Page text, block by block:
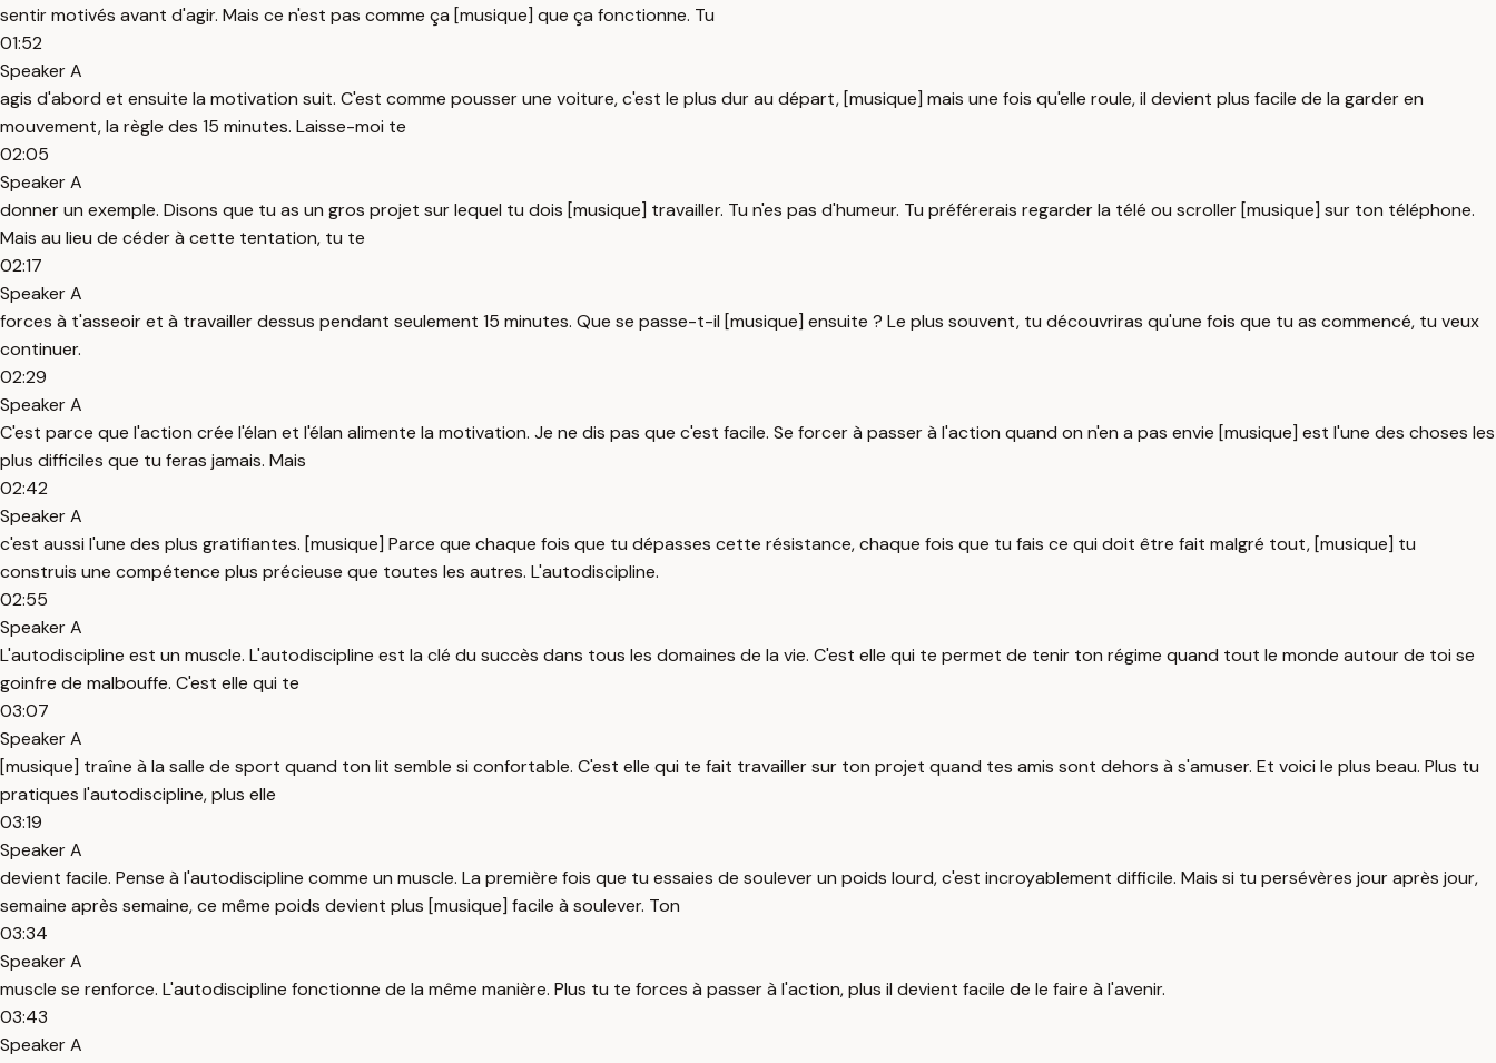
sentir motivés avant d'agir. Mais ce n'est pas comme ça [musique] que ça fonctionne. Tu
01:52
Speaker A
agis d'abord et ensuite la motivation suit. C'est comme pousser une voiture, c'est le plus dur au départ, [musique] mais une fois qu'elle roule, il devient plus facile de la garder en
mouvement, la règle des 15 minutes. Laisse-moi te
02:05
Speaker A
donner un exemple. Disons que tu as un gros projet sur lequel tu dois [musique] travailler. Tu n'es pas d'humeur. Tu préférerais regarder la télé ou scroller [musique] sur ton téléphone.
Mais au lieu de céder à cette tentation, tu te
02:17
Speaker A
forces à t'asseoir et à travailler dessus pendant seulement 15 minutes. Que se passe-t-il [musique] ensuite ? Le plus souvent, tu découvriras qu'une fois que tu as commencé, tu veux
continuer.
02:29
Speaker A
C'est parce que l'action crée l'élan et l'élan alimente la motivation. Je ne dis pas que c'est facile. Se forcer à passer à l'action quand on n'en a pas envie [musique] est l'une des choses les
plus difficiles que tu feras jamais. Mais
02:42
Speaker A
c'est aussi l'une des plus gratifiantes. [musique] Parce que chaque fois que tu dépasses cette résistance, chaque fois que tu fais ce qui doit être fait malgré tout, [musique] tu
construis une compétence plus précieuse que toutes les autres. L'autodiscipline.
02:55
Speaker A
L'autodiscipline est un muscle. L'autodiscipline est la clé du succès dans tous les domaines de la vie. C'est elle qui te permet de tenir ton régime quand tout le monde autour de toi se
goinfre de malbouffe. C'est elle qui te
03:07
Speaker A
[musique] traîne à la salle de sport quand ton lit semble si confortable. C'est elle qui te fait travailler sur ton projet quand tes amis sont dehors à s'amuser. Et voici le plus beau. Plus tu
pratiques l'autodiscipline, plus elle
03:19
Speaker A
devient facile. Pense à l'autodiscipline comme un muscle. La première fois que tu essaies de soulever un poids lourd, c'est incroyablement difficile. Mais si tu persévères jour après jour,
semaine après semaine, ce même poids devient plus [musique] facile à soulever. Ton
03:34
Speaker A
muscle se renforce. L'autodiscipline fonctionne de la même manière. Plus tu te forces à passer à l'action, plus il devient facile de le faire à l'avenir.
03:43
Speaker A